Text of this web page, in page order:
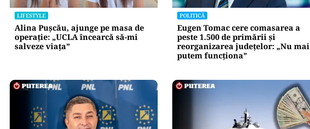
LIFESTYLE
Alina Pușcău, ajunge pe masa de
operație: „UCLA încearcă să-mi
salveze viața”
POLITICĂ
Eugen Tomac cere comasarea a
peste 1.500 de primării și
reorganizarea județelor: „Nu mai
putem funcționa”